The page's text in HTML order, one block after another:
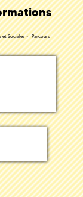
et Sociales
Parcours